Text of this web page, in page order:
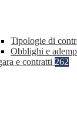
Tipologie di
Obblighi e
e contratti 262